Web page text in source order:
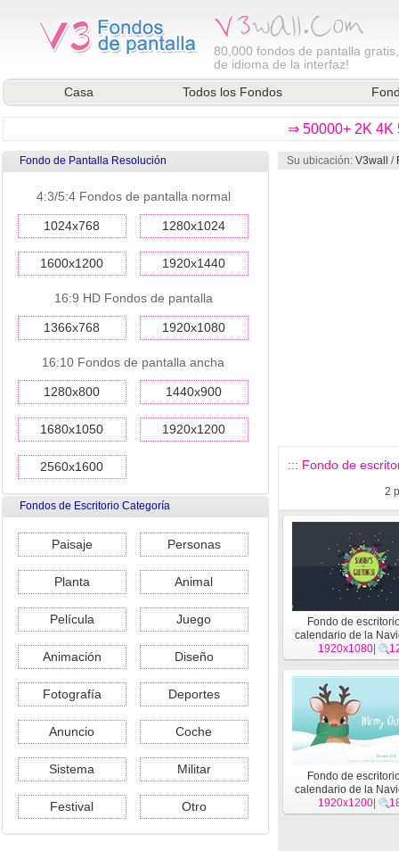
80,000 fondos de pantalla
de idioma de la interfaz!
Casa
Todos los Fondos
⇒ 50000+ 2K 4K
Fondo de Pantalla Resolución
4:3/5:4 Fondos de pantalla normal
1024x768 1280x1024
1600x1200 1920x1440
16:9 HD Fondos de pantalla
1366x768 1920x1080
16:10 Fondos de pantalla ancha
1280x800 1440x900
1680x1050 1920x1200
2560x1600
Fondos de Escritorio Categoría
Paisaje Personas
Planta Animal
Película Juego
Animación Diseño
Fotografía Deportes
Anuncio Coche
Sistema Militar
Festival Otro
Su ubicación: V3wall /
::: Fondo de
2
Fondo de
calendario de la
diciembre de 2016
1920x1080
Fondo de
calendario de la
diciembre de 2016
1920x1200